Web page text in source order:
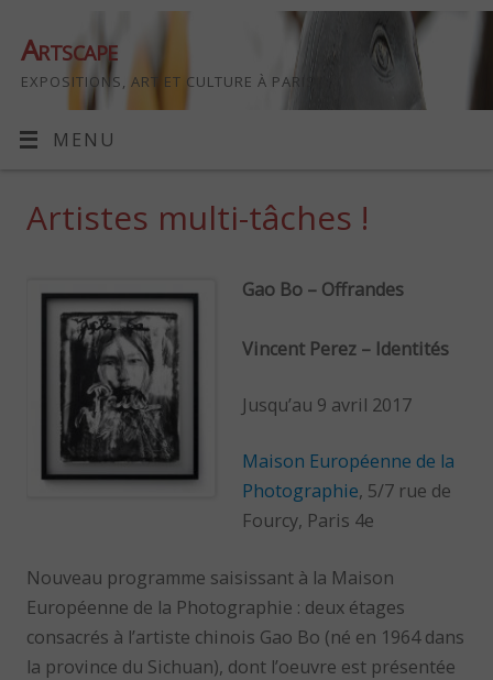
Artscape
EXPOSITIONS, ART ET CULTURE À PARIS
MENU
Artistes multi-tâches !
Gao Bo – Offrandes
Vincent Perez – Identités
Jusqu’au 9 avril 2017
Maison Européenne de la
Photographie, 5/7 rue de
Fourcy, Paris 4e
Nouveau programme saisissant à la Maison
Européenne de la Photographie : deux étages
consacrés à l’artiste chinois Gao Bo (né en 1964 dans
la province du Sichuan), dont l’oeuvre est présentée